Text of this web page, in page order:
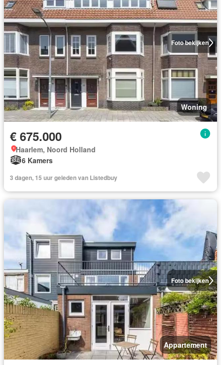
Foto bekijken
Woning
€ 675.000
Haarlem, Noord Holland
6 Kamers
3 dagen, 15 uur geleden van Listedbuy
Foto bekijken
Appartement